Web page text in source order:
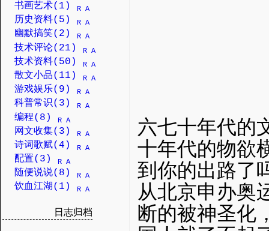
书画艺术(1) R A
历史资料(5) R A
幽默搞笑(2) R A
技术评论(21) R A
技术资料(50) R A
散文小品(11) R A
游戏娱乐(9) R A
科普常识(3) R A
编程(8) R A
网文收集(3) R A
诗词歌赋(4) R A
配置(3) R A
随便说说(8) R A
饮血江湖(1) R A
日志归档
六七十年代的
十年代的物欲
到你的出路了
从北京申办奥
断的被神圣化